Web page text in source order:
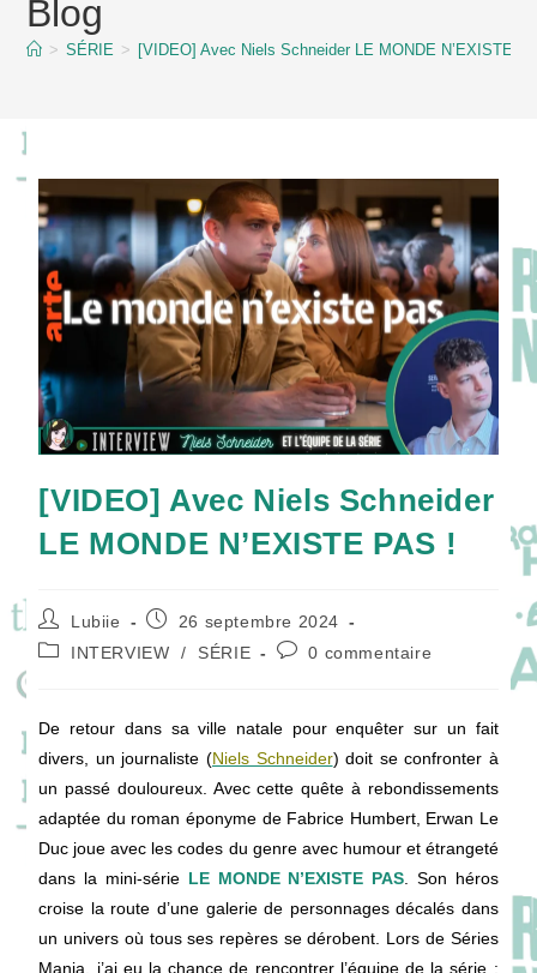
contentBlog
> SÉRIE > [VIDEO] Avec Niels Schneider LE MONDE N’EXISTE
[VIDEO] Avec Niels Schneider
LE MONDE N’EXISTE PAS !
Auteur/autrice
de
la
Lubiie
Publication
publiée :
26 septembre 2024
PostINTERVIEW / SÉRIE
Commentaires
0 commentaire
De retour dans sa ville natale pour enquêter sur un fait
divers, un journaliste (Niels Schneider) doit se confronter à
un passé douloureux. Avec cette quête à rebondissements
adaptée du roman éponyme de Fabrice Humbert, Erwan Le
Duc joue avec les codes du genre avec humour et étrangeté
dans la mini-série LE MONDE N’EXISTE PAS . Son héros
croise la route d’une galerie de personnages décalés dans
un univers où tous ses repères se dérobent. Lors de Séries
Mania, j’ai eu la chance de rencontrer l’équipe de la série :